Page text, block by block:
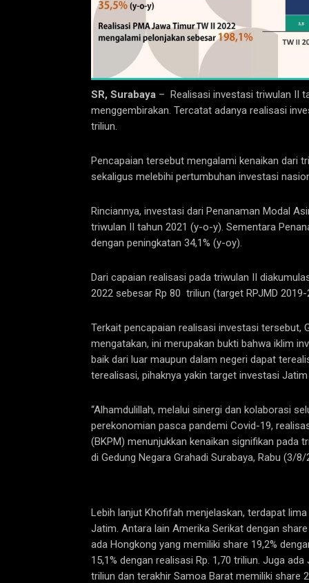
SR, Surabaya – Realisasi investasi triwulan II
menggembirakan. Tercatat adanya realisasi
triliun.
Pencapaian tersebut mengalami kenaikan dari
sekaligus melebihi pertumbuhan investasi
Rinciannya, investasi dari Penanaman Modal
triwulan II tahun 2021 (y-o-y). Sementara
dengan peningkatan 34,1% (y-oy).
Dari capaian realisasi pada triwulan II
2022 sebesar Rp 80 triliun (target RPJMD
Terkait pencapaian realisasi investasi tersebut,
mengatakan, ini merupakan bukti bahwa iklim
baik dari luar maupun dalam negeri dapat
terealisasi, pihaknya yakin target investasi
“Alhamdulillah, melalui sinergi dan kolaborasi
perekonomian pasca pandemi Covid-19,
(BKPM) menunjukkan kenaikan signifikan pada
di Gedung Negara Grahadi Surabaya, Rabu (3/8/
Lebih lanjut Khofifah menjelaskan, terdapat
Jatim. Antara lain Amerika Serikat dengan
ada Hongkong yang memiliki share 19,2%
15,1% dengan realisasi Rp. 1,70 triliun. Juga
triliun dan terakhir Samoa Barat memiliki share